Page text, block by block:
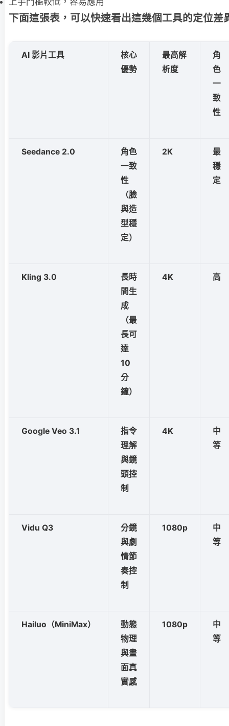
下面這張表，可以快速看出這幾個工具的定位差
AI 影片工具
核心
優勢
最高解
析度
角
色
一
致
性
Seedance 2.0
角色
一致
性
（臉
與造
型穩
定）
2K
最
穩
定
Kling 3.0
長時
間生
成
（最
長可
達
10
分
鐘）
4K 高
Google Veo 3.1
指令
理解
與鏡
頭控
制
4K
中
等
Vidu Q3
分鏡
與劇
情節
奏控
制
1080p
中
等
Hailuo（MiniMax）
動態
物理
與畫
面真
實感
1080p
中
等